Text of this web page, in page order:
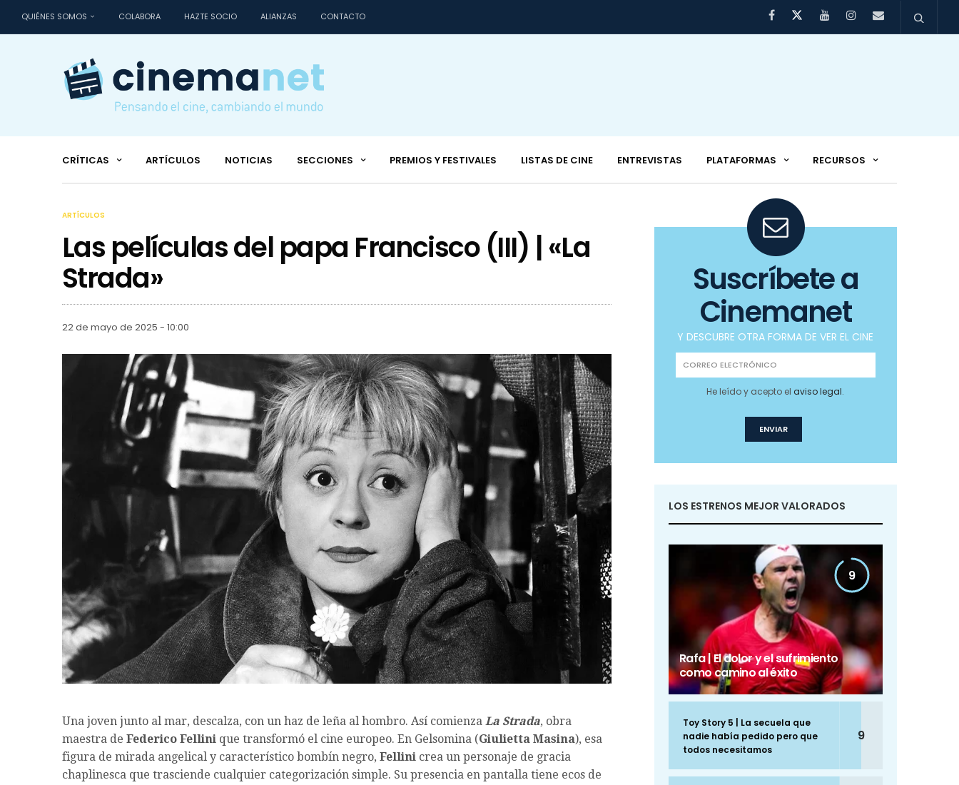
QUIÉNES SOMOS COLABORA HAZTE SOCIO ALIANZAS CONTACTO
CRÍTICAS ARTÍCULOS NOTICIAS SECCIONES PREMIOS Y FESTIVALES LISTAS DE CINE ENTREVISTAS PLATAFORMAS RECURSOS
ARTÍCULOS
Las películas del papa Francisco (III) | «La
Strada»
22 de mayo de 2025 - 10:00
Una joven junto al mar, descalza, con un haz de leña al hombro. Así comienza La Strada, obra
maestra de Federico Fellini que transformó el cine europeo. En Gelsomina (Giulietta Masina), esa
figura de mirada angelical y característico bombín negro, Fellini crea un personaje de gracia
chaplinesca que trasciende cualquier categorización simple. Su presencia en pantalla tiene ecos de
Suscríbete a
Cinemanet
Y DESCUBRE OTRA FORMA DE VER EL CINE
He leído y acepto elaviso legal.
LOS ESTRENOS MEJOR VALORADOS
9
Rafa | El dolor y el sufrimiento
como camino al éxito
Toy Story 5 | La secuela que
nadie había pedido pero que
todos necesitamos
9